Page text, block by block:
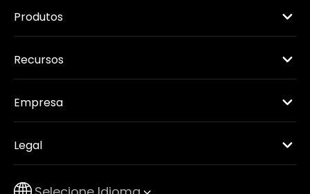
Produtos
Recursos
Empresa
Legal